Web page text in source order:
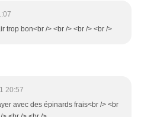
trop bon<br /> <br /> <br /> <br />
20:57
avec des épinards frais<br /> <br